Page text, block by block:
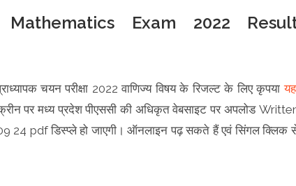
Mathematics Exam 2022
चयन परीक्षा 2022 वाणिज्य विषय के रिजल्ट के लिए कृपया
पर मध्य प्रदेश पीएससी की अधिकृत वेबसाइट पर अपलोड
pdf डिस्प्ले हो जाएगी। ऑनलाइन पढ़ सकते हैं एवं सिंगल क्लिक